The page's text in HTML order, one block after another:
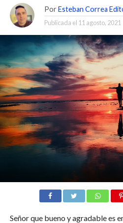
Por Esteban Correa
Publicada el 11 agosto, 2021
Señor que bueno y agradable es